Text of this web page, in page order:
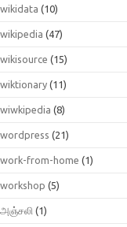
wikidata (10)
wikipedia (47)
wikisource (15)
wiktionary (11)
wiwkipedia (8)
wordpress (21)
work-from-home (1)
workshop (5)
அஞ்சலி (1)